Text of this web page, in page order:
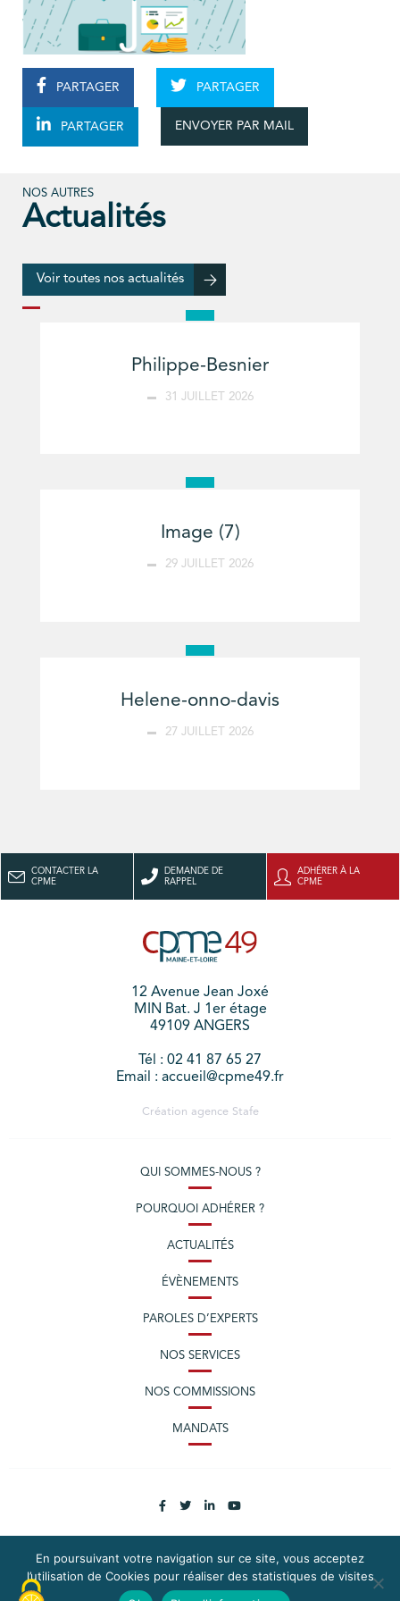
PARTAGER PARTAGER
PARTAGER ENVOYER PAR MAIL
NOS AUTRES
Actualités
Voir toutes nos actualités
Philippe-Besnier
31 JUILLET 2026
Image (7)
29 JUILLET 2026
Helene-onno-davis
27 JUILLET 2026
CONTACTER LA
CPME
DEMANDE DE
RAPPEL
ADHÉRER À LA
CPME
12 Avenue Jean Joxé
MIN Bat. J 1er étage
49109 ANGERS
Tél : 02 41 87 65 27
Email : accueil@cpme49.fr
Création agence Stafe
QUI SOMMES-NOUS ?
POURQUOI ADHÉRER ?
ACTUALITÉS
ÉVÈNEMENTS
PAROLES D’EXPERTS
NOS SERVICES
NOS COMMISSIONS
MANDATS
PLAN DU SITE MENTIONS LÉGALES
En poursuivant votre navigation sur ce site, vous acceptez
l’utilisation de Cookies pour réaliser des statistiques de visites